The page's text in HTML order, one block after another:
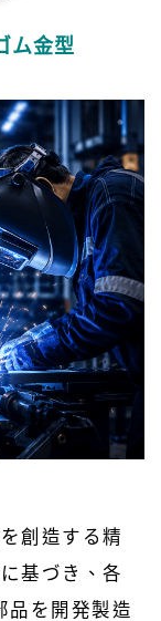
ム金型
創造する精
基づき、各
品を開発製造